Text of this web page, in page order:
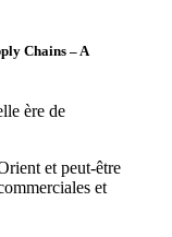
Chains – A
ère de
et peut-être
et